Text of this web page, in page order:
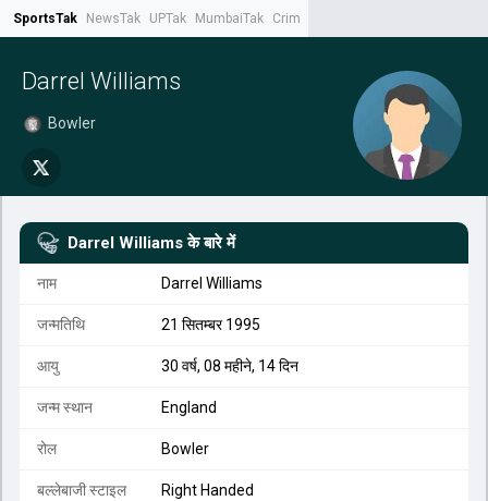
SportsTak NewsTak UPTak MumbaiTak CrimeTak
Darrel Williams
Bowler
Darrel Williams के बारे में
नाम Darrel Williams
जन्मतिथि 21 सितम्बर 1995
आयु 30 वर्ष, 08 महीने, 14 दिन
जन्म स्थान England
रोल Bowler
बल्लेबाजी स्टाइल Right Handed